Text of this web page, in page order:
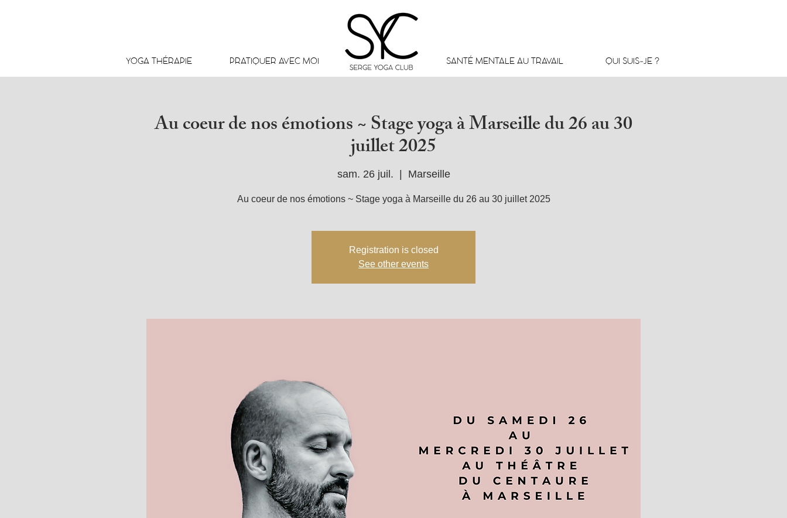
YOGA THÉRAPIE PRATIQUER AVEC MOI SANTÉ MENTALE AU TRAVAIL QUI SUIS-JE ?
Au coeur de nos émotions ~ Stage yoga à Marseille du 26 au 30
juillet 2025
sam. 26 juil.
  |
Marseille
Au coeur de nos émotions ~ Stage yoga à Marseille du 26 au 30 juillet 2025
Registration is closed
See other events